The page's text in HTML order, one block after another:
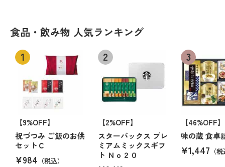
食品・飲み物 人気ランキング
【9%OFF】
祝づつみ ご飯のお供
セットＣ
¥984 （税込）
【2%OFF】
スターバックス プレ
ミアムミックスギフ
ト Ｎｏ２０
【46%OFF】
味の蔵 食卓
¥1,447 （